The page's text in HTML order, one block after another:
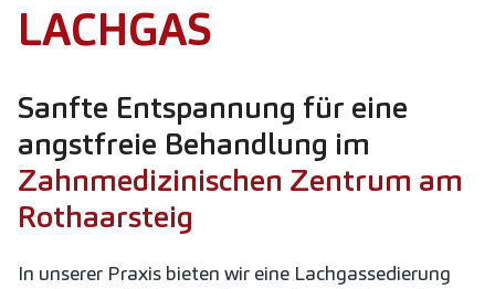
LACHGAS
Sanfte Entspannung für eine
angstfreie Behandlung im
Zahnmedizinischen Zentrum am
Rothaarsteig
In unserer Praxis bieten wir eine Lachgassedierung